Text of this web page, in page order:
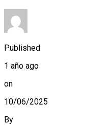
Published
1 año ago
on
10/06/2025
By